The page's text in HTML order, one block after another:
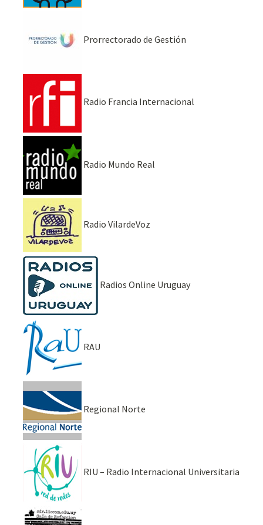
Prorrectorado de Gestión
Radio Francia Internacional
Radio Mundo Real
Radio VilardeVoz
Radios Online Uruguay
RAU
Regional Norte
RIU – Radio Internacional Universitaria